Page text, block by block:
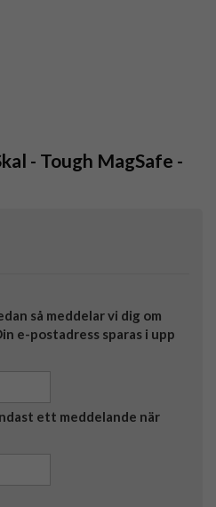
- Tough MagSafe -
så meddelar vi dig om
e-postadress sparas i upp
ett meddelande när